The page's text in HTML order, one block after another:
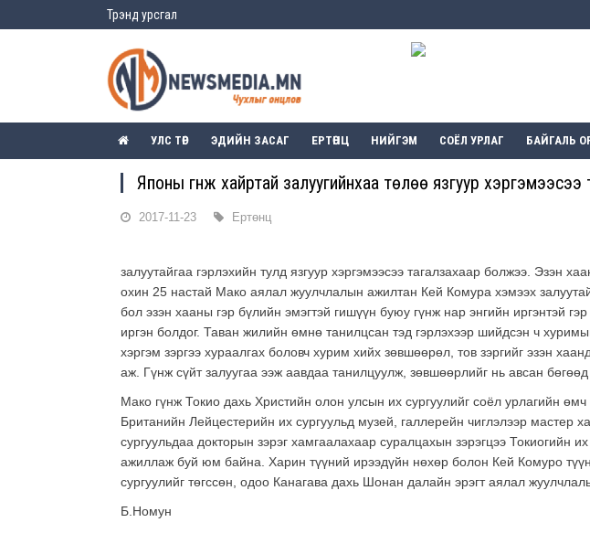
Трэнд урсгал
УЛС ТӨР ЭДИЙН ЗАСАГ ЕРТӨНЦ НИЙГЭМ СОЁЛ УРЛАГ БАЙГАЛЬ
Японы гүнж хайртай залуугийнхаа төлөө язгуур хэргэмээсээ
2017-11-23 Ертөнц
залуутайгаа гэрлэхийн тулд язгуур хэргэмээсээ тагалзахаар болжээ. Эзэн
охин 25 настай Мако аялал жуулчлалын ажилтан Кей Комура хэмээх
бол эзэн хааны гэр бүлийн эмэгтэй гишүүн буюу гүнж нар энгийн иргэнтэй
иргэн болдог. Таван жилийн өмнө танилцсан тэд гэрлэхээр шийдсэн ч
хэргэм зэргээ хураалгах боловч хурим хийх зөвшөөрөл, тов зэргийг эзэн
аж. Гүнж сүйт залуугаа ээж аавдаа танилцуулж, зөвшөөрлийг нь авсан бөгөөд
Мако гүнж Токио дахь Христийн олон улсын их сургуулийг соёл урлагийн
Британийн Лейцестерийн их сургуульд музей, галлерейн чиглэлээр мастер
сургуульдаа докторын зэрэг хамгаалахаар суралцахын зэрэгцээ Токиогийн
ажиллаж буй юм байна. Харин түүний ирээдүйн нөхөр болон Кей Комуро
сургуулийг төгссөн, одоо Канагава дахь Шонан далайн эрэгт аялал
Б.Номун